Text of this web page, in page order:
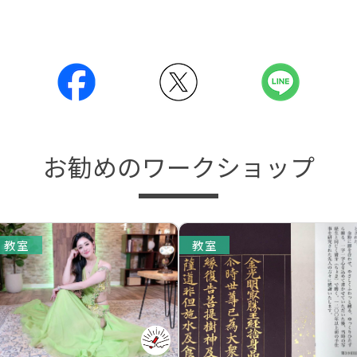
お勧めのワークショップ
教室 教室